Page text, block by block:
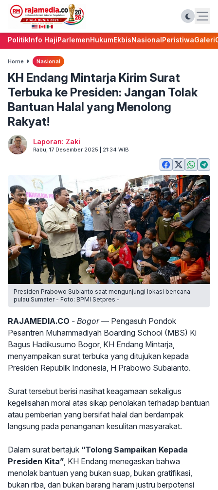
PolitikInfo HajiParlemenHukumEkbisNasionalPeristiwaGaleri
Home Nasional
KH Endang Mintarja Kirim Surat
Terbuka ke Presiden: Jangan Tolak
Bantuan Halal yang Menolong
Rakyat!
Laporan: Zaki
Rabu, 17 Desember 2025 | 21:34 WIB
Presiden Prabowo Subianto saat mengunjungi lokasi bencana
pulau Sumater - Foto: BPMI Setpres -
RAJAMEDIA.CO - Bogor — Pengasuh Pondok
Pesantren Muhammadiyah Boarding School (MBS) Ki
Bagus Hadikusumo Bogor, KH Endang Mintarja,
menyampaikan surat terbuka yang ditujukan kepada
Presiden Republik Indonesia, H Prabowo Subaianto.
Surat tersebut berisi nasihat keagamaan sekaligus
kegelisahan moral atas sikap penolakan terhadap bantuan
atau pemberian yang bersifat halal dan berdampak
langsung pada penanganan kesulitan masyarakat.
Dalam surat bertajuk “Tolong Sampaikan Kepada
Presiden Kita”, KH Endang menegaskan bahwa
menolak bantuan yang bukan suap, bukan gratifikasi,
bukan riba, dan bukan barang haram justru berpotensi